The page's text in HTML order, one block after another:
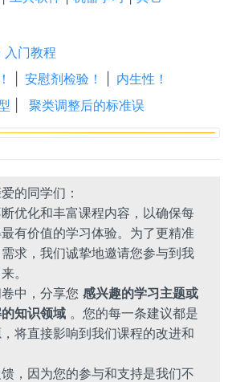
门教程
|安慰剂检验！
内生性！
|聚类调整后的标准误
的同学们：
优化和丰富课程内容，以确保每
有价值的学习体验。为了更精准
求，我们诚挚地邀请您参与到我
。
中，分享您感兴趣的学习主题或
知识领域 。您的每一条建议都是
将直接影响到我们课程的改进和
，因为您的参与和支持是我们不